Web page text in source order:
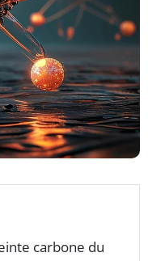
carbone du